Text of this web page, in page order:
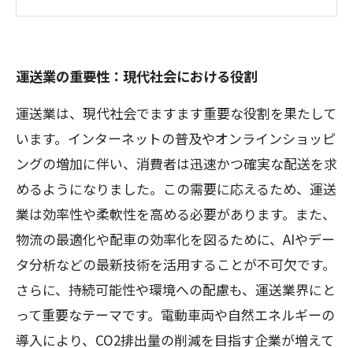
る
する
運送業のキャリアパス：スキル向上のステッ
プ
共に築く未来：運送業の発展に向けた旅に参
加しよう
運送業の重要性：現代社会における役割
運送業は、現代社会でますます重要な役割を果たして
います。インターネットの普及やオンラインショッピ
ングの増加に伴い、消費者は迅速かつ確実な配送を求
めるようになりました。この需要に応えるため、運送
業は効率性や柔軟性を高める必要があります。また、
物流の最適化や配車の効率化を図るために、AIやデー
タ分析などの最新技術を活用することが不可欠です。
さらに、持続可能性や環境への配慮も、運送業界にと
って重要なテーマです。電動車両や自然エネルギーの
導入により、CO2排出量の削減を目指す企業が増えて